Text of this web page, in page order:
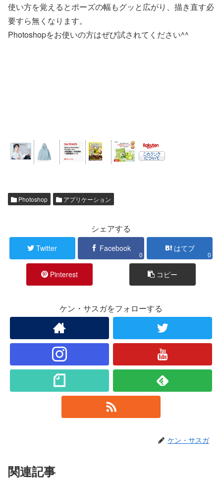
使い方を覚えるとポーズの幅もグッと広がり、描き直す必
要すら無くなります。
Photoshopをお使いの方はぜび試されてください^^
Photoshop アプリケーション
シェアする
Twitter Facebook
0
はてブ
0
Pinterest コピー
ケン・サスガをフォローする
ケン・サスガ
関連記事